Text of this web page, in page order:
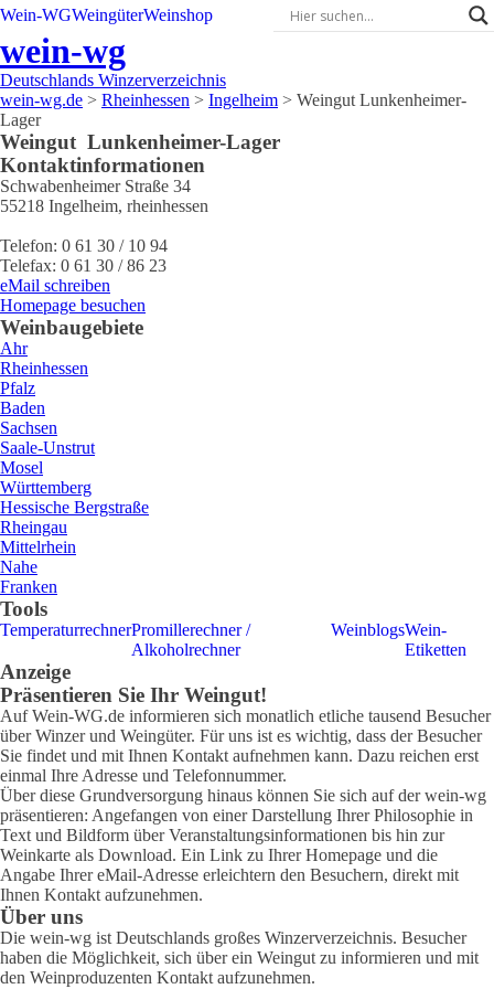
Wein-WGWeingüterWeinshop
wein-wg
Deutschlands Winzerverzeichnis
wein-wg.de > Rheinhessen > Ingelheim > Weingut Lunkenheimer-
Lager
Weingut Lunkenheimer-Lager
Kontaktinformationen
Schwabenheimer Straße 34
55218 Ingelheim, rheinhessen
Telefon: 0 61 30 / 10 94
Telefax: 0 61 30 / 86 23
eMail schreiben
Homepage besuchen
Weinbaugebiete
Ahr
Rheinhessen
Pfalz
Baden
Sachsen
Saale-Unstrut
Mosel
Württemberg
Hessische Bergstraße
Rheingau
Mittelrhein
Nahe
Franken
Tools
TemperaturrechnerPromillerechner /
Alkoholrechner
WeinblogsWein-
Etiketten
Anzeige
Präsentieren Sie Ihr Weingut!
Auf Wein-WG.de informieren sich monatlich etliche tausend Besucher
über Winzer und Weingüter. Für uns ist es wichtig, dass der Besucher
Sie findet und mit Ihnen Kontakt aufnehmen kann. Dazu reichen erst
einmal Ihre Adresse und Telefonnummer.
Über diese Grundversorgung hinaus können Sie sich auf der wein-wg
präsentieren: Angefangen von einer Darstellung Ihrer Philosophie in
Text und Bildform über Veranstaltungsinformationen bis hin zur
Weinkarte als Download. Ein Link zu Ihrer Homepage und die
Angabe Ihrer eMail-Adresse erleichtern den Besuchern, direkt mit
Ihnen Kontakt aufzunehmen.
Über uns
Die wein-wg ist Deutschlands großes Winzerverzeichnis. Besucher
haben die Möglichkeit, sich über ein Weingut zu informieren und mit
den Weinproduzenten Kontakt aufzunehmen.